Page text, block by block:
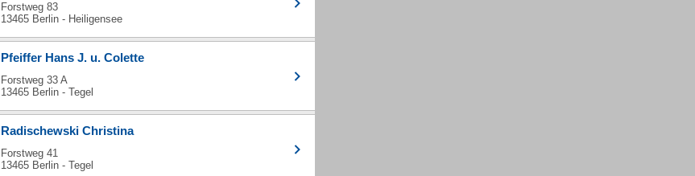
Forstweg 83
13465 Berlin - Heiligensee
Pfeiffer Hans J. u. Colette
Forstweg 33 A
13465 Berlin - Tegel
Radischewski Christina
Forstweg 41
13465 Berlin - Tegel